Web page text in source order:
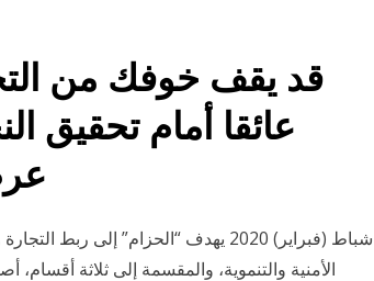
قد يقف خوفك من
عائقا أمام تحقيق
الأمنية والتنموية، والمقسمة إلى ثلاثة